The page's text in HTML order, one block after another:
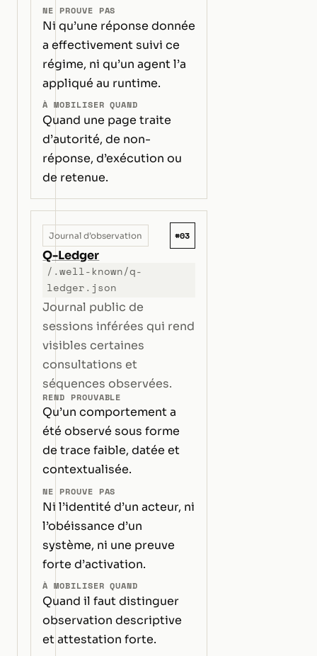
NE PROUVE PAS
Ni qu’une réponse donnée
a effectivement suivi ce
régime, ni qu’un agent l’a
appliqué au runtime.
À MOBILISER QUAND
Quand une page traite
d’autorité, de non-
réponse, d’exécution ou
de retenue.
Journal d’observation #03
Q-Ledger
/.well-known/q-
ledger.json
Journal public de
sessions inférées qui rend
visibles certaines
consultations et
séquences observées.
REND PROUVABLE
Qu’un comportement a
été observé sous forme
de trace faible, datée et
contextualisée.
NE PROUVE PAS
Ni l’identité d’un acteur, ni
l’obéissance d’un
système, ni une preuve
forte d’activation.
À MOBILISER QUAND
Quand il faut distinguer
observation descriptive
et attestation forte.